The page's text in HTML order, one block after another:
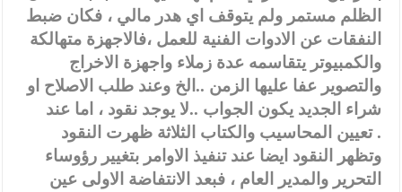
الظلم مستمر ولم يتوقف اي هدر مالي ، فكان ضبط
النفقات عن الادوات الفنية للعمل ،فالاجهزة متهالكة
والكمبيوتر يتقاسمه عدة زملاء واجهزة الاخراج
والتصوير عفا عليها الزمن ..الخ وعند طلب الاصلاح او
شراء الجديد يكون الجواب ..لا يوجد نقود ، اما عند
تعيين المحاسيب والكتاب الثلاثة ظهرت النقود .
وتظهر النقود ايضا عند تنفيذ الاوامر بتغيير رؤوساء
التحرير والمدير العام ، فبعد الانتفاضة الاولى عين